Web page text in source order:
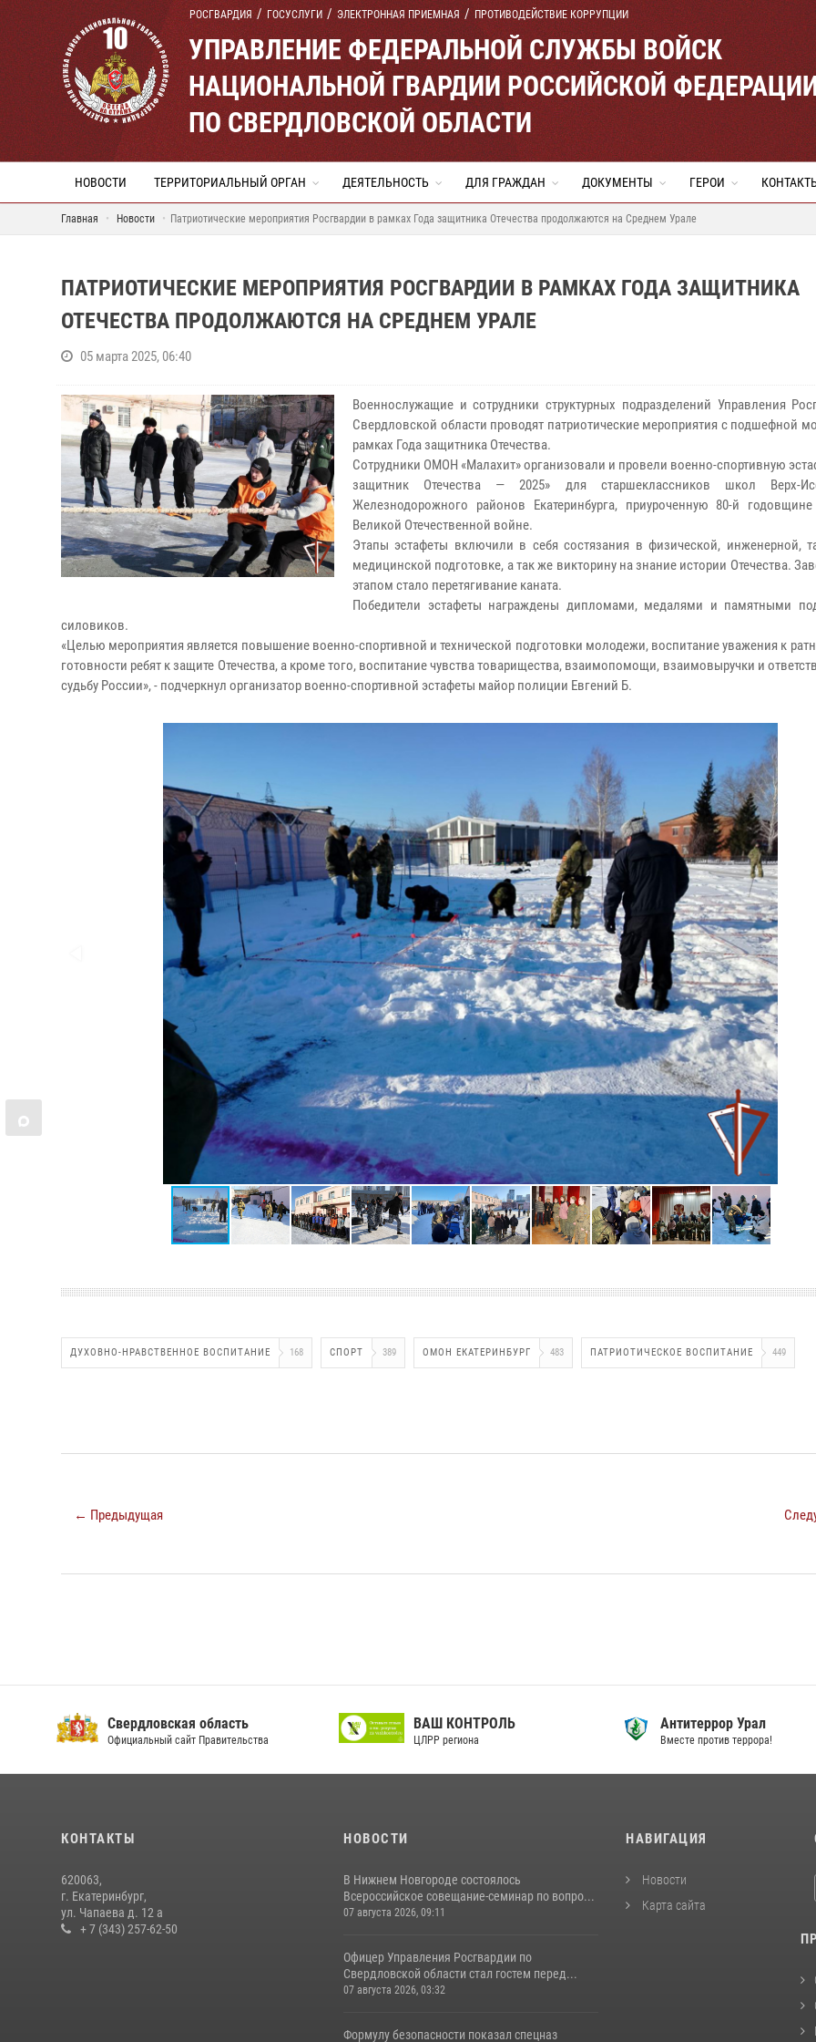
РОСГВАРДИЯ ГОСУСЛУГИ ЭЛЕКТРОННАЯ ПРИЕМНАЯ ПРОТИВОДЕЙСТВИЕ КОРРУПЦИИ
УПРАВЛЕНИЕ ФЕДЕРАЛЬНОЙ СЛУЖБЫ ВОЙСК
НАЦИОНАЛЬНОЙ ГВАРДИИ РОССИЙСКОЙ
ПО СВЕРДЛОВСКОЙ ОБЛАСТИ
НОВОСТИ ТЕРРИТОРИАЛЬНЫЙ ОРГАН ДЕЯТЕЛЬНОСТЬ ДЛЯ ГРАЖДАН ДОКУМЕНТЫ ГЕРОИ
Главная Новости Патриотические мероприятия Росгвардии в рамках Года защитника Отечества продолжаются на Среднем Урале
ПАТРИОТИЧЕСКИЕ МЕРОПРИЯТИЯ РОСГВАРДИИ В РАМКАХ ГОДА ЗАЩИТНИКА
ОТЕЧЕСТВА ПРОДОЛЖАЮТСЯ НА СРЕДНЕМ УРАЛЕ
05 марта 2025, 06:40
Военнослужащие и сотрудники структурных подразделений Управления
Свердловской области проводят патриотические мероприятия с подшефной
рамках Года защитника Отечества.
Сотрудники ОМОН «Малахит» организовали и провели военно-спортивную
защитник Отечества — 2025» для старшеклассников школ Верх-
Железнодорожного районов Екатеринбурга, приуроченную 80-й
Великой Отечественной войне.
Этапы эстафеты включили в себя состязания в физической, инженерной,
медицинской подготовке, а так же викторину на знание истории Отечества.
этапом стало перетягивание каната.
Победители эстафеты награждены дипломами, медалями и памятными
силовиков.
«Целью мероприятия является повышение военно-спортивной и технической подготовки молодежи, воспитание уважения к
готовности ребят к защите Отечества, а кроме того, воспитание чувства товарищества, взаимопомощи, взаимовыручки и
судьбу России», - подчеркнул организатор военно-спортивной эстафеты майор полиции Евгений Б.
ДУХОВНО-НРАВСТВЕННОЕ ВОСПИТАНИЕ 168 СПОРТ 389 ОМОН ЕКАТЕРИНБУРГ 483 ПАТРИОТИЧЕСКОЕ ВОСПИТАНИЕ 449
← Предыдущая
Свердловская область
Официальный сайт Правительства
ВАШ КОНТРОЛЬ
ЦЛРР региона
Антитеррор Урал
Вместе против террора!
КОНТАКТЫ
620063,
г. Екатеринбург,
ул. Чапаева д. 12 а
+ 7 (343) 257-62-50
НОВОСТИ
В Нижнем Новгороде состоялось
Всероссийское совещание-семинар по вопро...
07 августа 2026, 09:11
Офицер Управления Росгвардии по
Свердловской области стал гостем перед...
07 августа 2026, 03:32
Формулу безопасности показал спецназ
НАВИГАЦИЯ
Новости
Карта сайта